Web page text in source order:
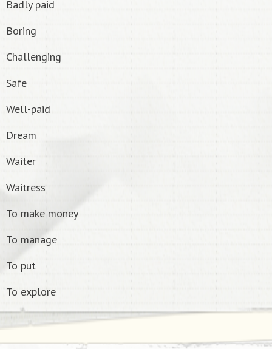
Badly paid
Boring
Challenging
Safe
Well-paid
Dream
Waiter
Waitress
To make money
To manage
To put
To explore